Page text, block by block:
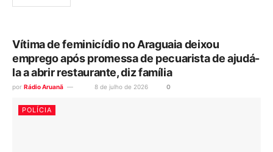
Vítima de feminicídio no Araguaia deixou
emprego após promessa de pecuarista de ajudá-
la a abrir restaurante, diz família
por Rádio Aruanã 8 de julho de 2026 0
POLÍCIA